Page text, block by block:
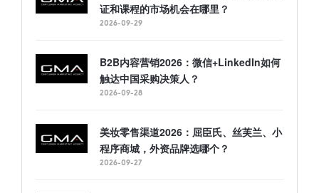
证和课程的市场机会在哪里？
2026-09-29
B2B内容营销2026：微信+LinkedIn如何
触达中国采购决策人？
2026-09-28
美妆零售渠道2026：屈臣氏、丝芙兰、小
程序商城，外资品牌选哪个？
2026-09-27